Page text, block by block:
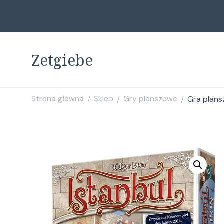
Zetgiebe
Strona główna / Sklep / Gry planszowe / Gra